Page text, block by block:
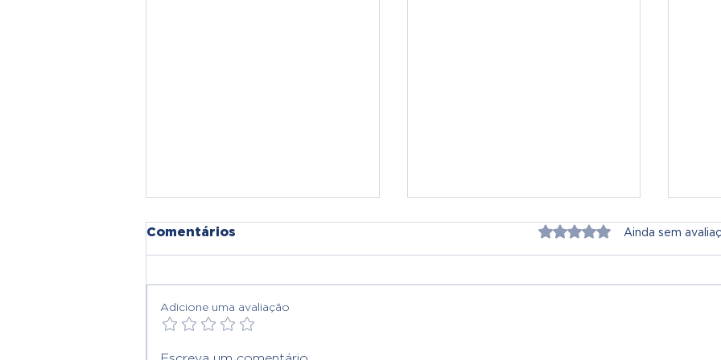
Externato Paulo VI
Comentários Avaliado com 0 de 5
Ainda sem
Adicione uma avaliação